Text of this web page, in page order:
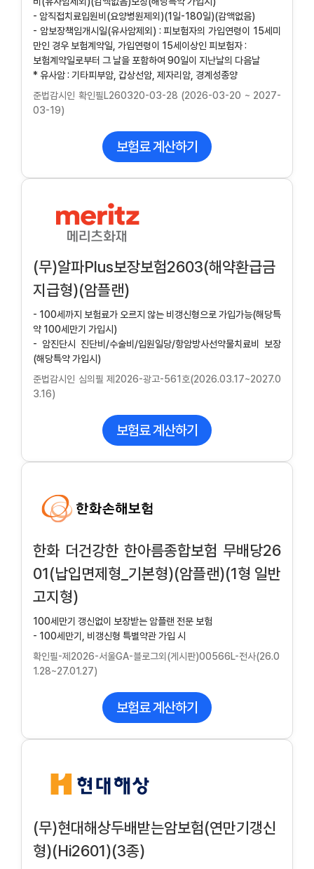
- 암직접치료입원비(요양병원제외)(1일-180일)(감액없음)
- 암보장책임개시일(유사암제외) : 피보험자의 가입연령이 15세미
만인 경우 보험계약일, 가입연령이 15세이상인 피보험자 :
보험계약일로부터 그 날을 포함하여 90일이 지난날의 다음날
* 유사암 : 기타피부암, 갑상선암, 제자리암, 경계성종양
준법감시인 확인필L260320-03-28 (2026-03-20 ~ 2027-
03-19)
보험료 계산하기
(무)알파Plus보장보험2603(해약환급금
지급형)(암플랜)
- 100세까지 보험료가 오르지 않는 비갱신형으로 가입가능(해당특
약 100세만기 가입시)
- 암진단시 진단비/수술비/입원일당/항암방사선약물치료비 보장
(해당특약 가입시)
준법감시인 심의필 제2026-광고-561호(2026.03.17~2027.0
3.16)
보험료 계산하기
한화 더건강한 한아름종합보험 무배당26
01(납입면제형_기본형)(암플랜)(1형 일반
고지형)
100세만기 갱신없이 보장받는 암플랜 전문 보험
- 100세만기, 비갱신형 특별약관 가입 시
확인필-제2026-서울GA-블로그외(게시판)00566L-전사(26.0
1.28~27.01.27)
보험료 계산하기
(무)현대해상두배받는암보험(연만기갱신
형)(Hi2601)(3종)